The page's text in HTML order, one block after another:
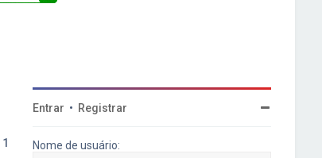
1
Entrar • Registrar
Nome de usuário: